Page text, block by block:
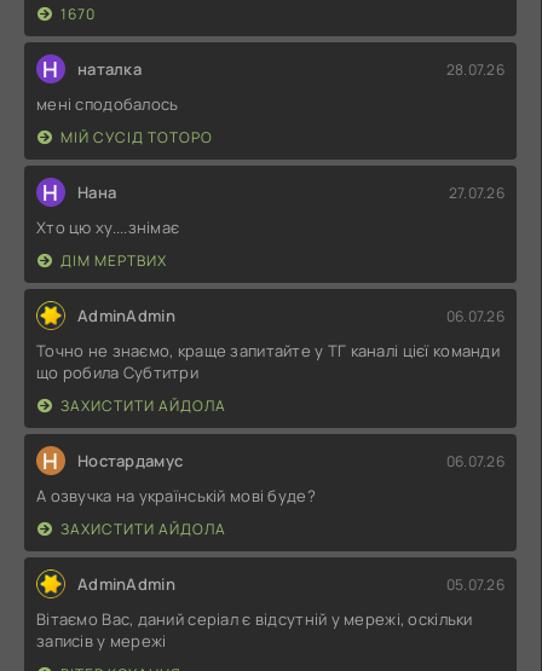
1670
Н наталка 28.07.26
мені сподобалось
МІЙ СУСІД ТОТОРО
Н Нана 27.07.26
Хто цю ху....знімає
ДІМ МЕРТВИХ
AdminAdmin 06.07.26
Точно не знаємо, краще запитайте у ТГ каналі цієї команди
що робила Субтитри
ЗАХИСТИТИ АЙДОЛА
Н Ностардамус 06.07.26
А озвучка на українській мові буде?
ЗАХИСТИТИ АЙДОЛА
AdminAdmin 05.07.26
Вітаємо Вас, даний серіал є відсутній у мережі, оскільки
записів у мережі